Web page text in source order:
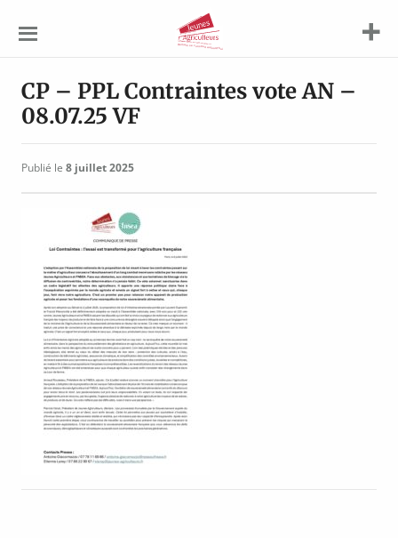
Agriculteurs
CP – PPL Contraintes vote AN –
08.07.25 VF
Publié le 8 juillet 2025